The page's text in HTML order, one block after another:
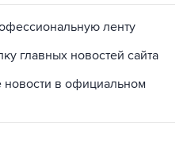
ленту
главных новостей сайта
новости в официальном